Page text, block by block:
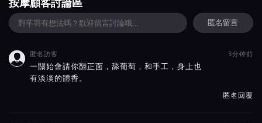
匿名留言
 匿名訪客 3分钟前
一關始會請你翻正面，舔葡萄，和手工，身上也
有淡淡的體香。
匿名回覆